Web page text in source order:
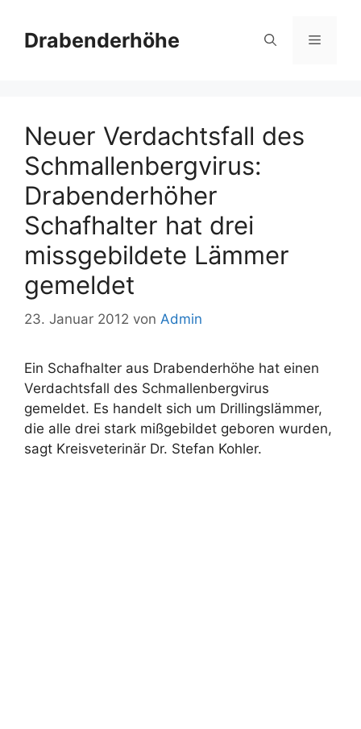
Inhalt
springen
Drabenderhöhe Menü
Neuer Verdachtsfall des
Schmallenbergvirus:
Drabenderhöher
Schafhalter hat drei
missgebildete Lämmer
gemeldet
23. Januar 2012 von Admin
Ein Schafhalter aus Drabenderhöhe hat einen
Verdachtsfall des Schmallenbergvirus
gemeldet. Es handelt sich um Drillingslämmer,
die alle drei stark mißgebildet geboren wurden,
sagt Kreisveterinär Dr. Stefan Kohler.